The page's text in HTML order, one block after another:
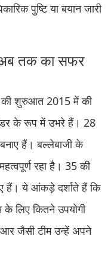
पुष्टि या बयान जारी
अब तक का सफर
की शुरुआत 2015 में की
के रूप में उभरे हैं। 28
हैं। बल्लेबाजी के
रहा है। 35 की
हैं। ये आंकड़े दर्शाते हैं कि
के लिए कितने उपयोगी
जैसी टीम उन्हें अपने